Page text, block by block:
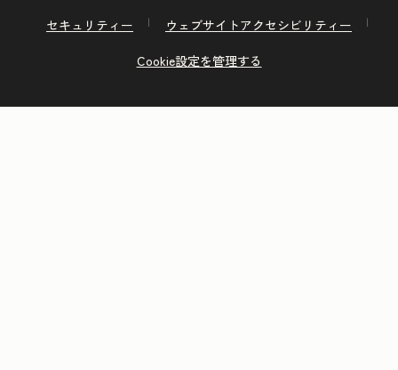
セキュリティー
ウェブサイトアクセシビリティー
Cookie設定を管理する